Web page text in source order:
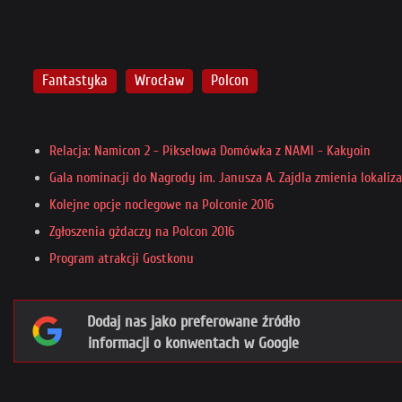
Fantastyka Wrocław Polcon
Relacja: Namicon 2 - Pikselowa Domówka z NAMI - Kakyoin
Gala nominacji do Nagrody im. Janusza A. Zajdla zmienia
Kolejne opcje noclegowe na Polconie 2016
Zgłoszenia gżdaczy na Polcon 2016
Program atrakcji Gostkonu
Dodaj nas jako preferowane źródło
informacji o konwentach w Google